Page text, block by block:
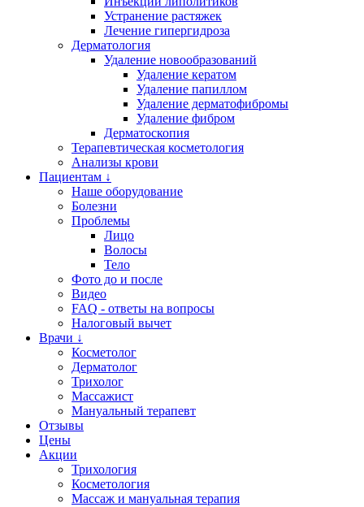
Устранение растяжек
Лечение гипергидроза
Дерматология
Удаление новообразований
Удаление кератом
Удаление папиллом
Удаление дерматофибромы
Удаление фибром
Дерматоскопия
Терапевтическая косметология
Анализы крови
Пациентам ↓
Наше оборудование
Болезни
Проблемы
Лицо
Волосы
Тело
Фото до и после
Видео
FAQ - ответы на вопросы
Налоговый вычет
Врачи ↓
Косметолог
Дерматолог
Трихолог
Массажист
Мануальный терапевт
Отзывы
Цены
Акции
Трихология
Косметология
Массаж и мануальная терапия